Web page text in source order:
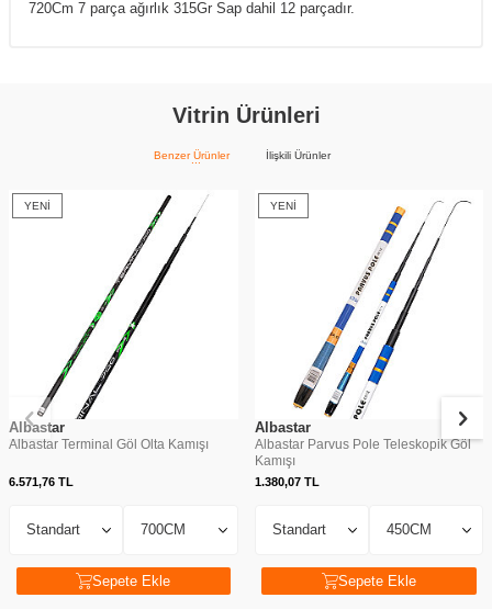
720Cm 7 parça ağırlık 315Gr Sap dahil 12 parçadır.
Vitrin Ürünleri
Benzer Ürünler İlişkili Ürünler
YENI
Albastar
Albastar Terminal Göl Olta Kamışı
6.571,76 TL
Sepete Ekle
YENI
Albastar
Albastar Parvus Pole Teleskopik Göl
Kamışı
1.380,07TL
Sepete Ekle